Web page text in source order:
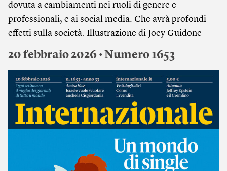
dovuta a cambiamenti nei ruoli di genere e
professionali, e ai social media. Che avrà profondi
effetti sulla società. Illustrazione di Joey Guidone
20 febbraio 2026 • Numero 1653